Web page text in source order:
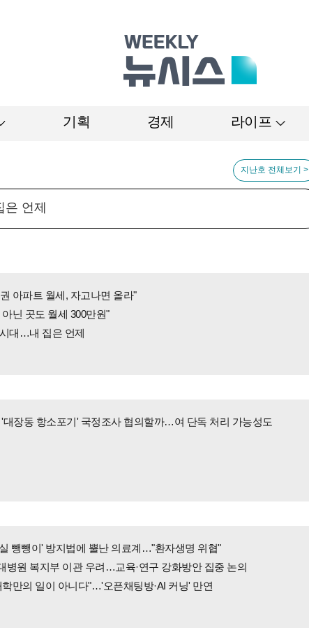
기획 경제 라이프
언제
지난호 전체보기 >
아파트 월세, 자고나면 올라"
닌 곳도 월세 300만원"
대…내 집은 언제
'대장동 항소포기' 국정조사 협의할까…여 단독 처리 가능성도
뺑뺑이' 방지법에 뿔난 의료계…"환자생명 위협"
병원 복지부 이관 우려…교육·연구 강화방안 집중 논의
학만의 일이 아니다"…'오픈채팅방·AI 커닝' 만연